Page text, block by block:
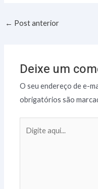
Post
← Post anterior
Deixe um
O seu endereço de e-
obrigatórios são
aqui...